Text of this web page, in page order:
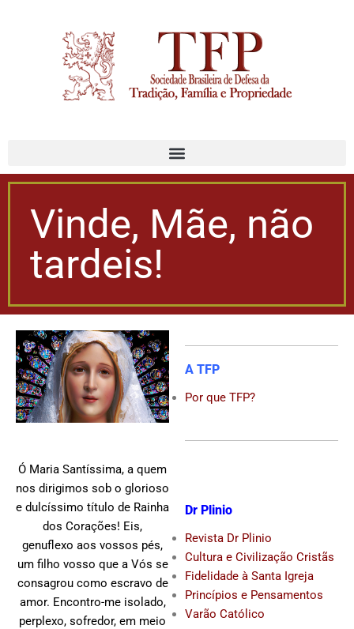
Vinde, Mãe, não
tardeis!
Ó Maria Santíssima, a quem
nos dirigimos sob o glorioso
e dulcíssimo título de Rainha
dos Corações! Eis,
genuflexo aos vossos pés,
um filho vosso que a Vós se
consagrou como escravo de
amor. Encontro-me isolado,
perplexo, sofredor, em meio
A TFP
Por que TFP?
Dr Plinio
Revista Dr Plinio
Cultura e Civilização Cristãs
Fidelidade à Santa Igreja
Princípios e Pensamentos
Varão Católico